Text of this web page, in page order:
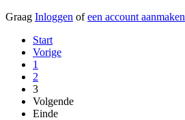
Graag Inloggen ofeen account aanmaken
Start
Vorige
1
2
3
Volgende
Einde